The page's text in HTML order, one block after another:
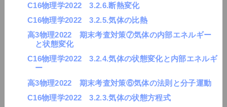
C16物理学2022 3.2.6.断熱変化
C16物理学2022 3.2.5.気体の比熱
高3物理2022 期末考査対策⑦気体の内部エネルギー
と状態変化
C16物理学2022 3.2.4.気体の状態変化と内部エネルギ
ー
高3物理2022 期末考査対策⑥気体の法則と分子運動
C16物理学2022 3.2.3.気体の状態方程式